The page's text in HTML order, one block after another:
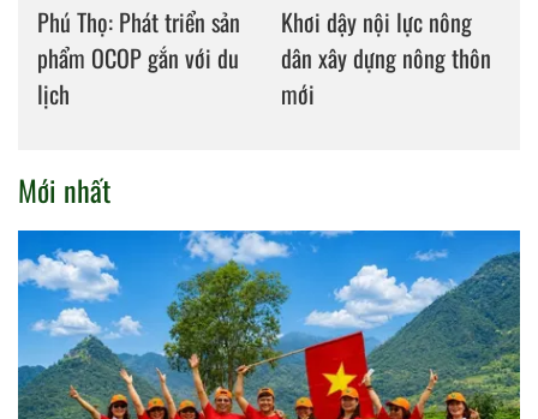
Phú Thọ: Phát triển sản
phẩm OCOP gắn với du
lịch
Khơi dậy nội lực nông
dân xây dựng nông thôn
mới
Mới nhất